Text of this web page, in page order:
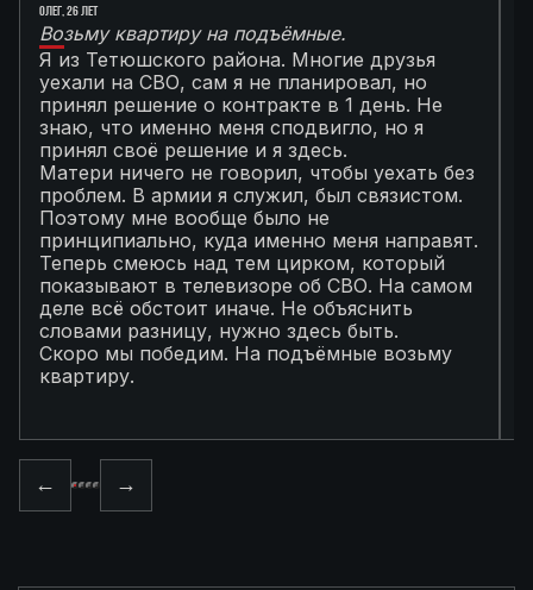
Олег, 26 лет
Возьму квартиру на подъёмные.
Я из Тетюшского района. Многие друзья
уехали на СВО, сам я не планировал, но
принял решение о контракте в 1 день. Не
знаю, что именно меня сподвигло, но я
принял своё решение и я здесь.
Матери ничего не говорил, чтобы уехать без
проблем. В армии я служил, был связистом.
Поэтому мне вообще было не
принципиально, куда именно меня направят.
Теперь смеюсь над тем цирком, который
показывают в телевизоре об СВО. На самом
деле всё обстоит иначе. Не объяснить
словами разницу, нужно здесь быть.
Скоро мы победим. На подъёмные возьму
квартиру.
← →